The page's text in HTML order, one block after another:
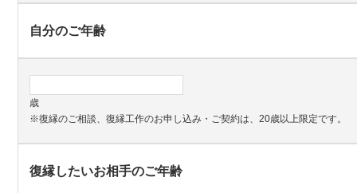
自分のご年齢
歳
※復縁のご相談、復縁工作のお申し込み・ご契約は、20歳以上限定です。
復縁したいお相手のご年齢